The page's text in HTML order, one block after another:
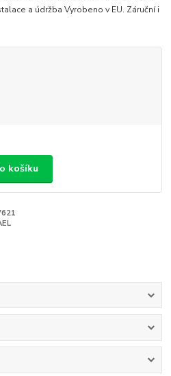
a údržba Vyrobeno v EU. Záruční i
košíku